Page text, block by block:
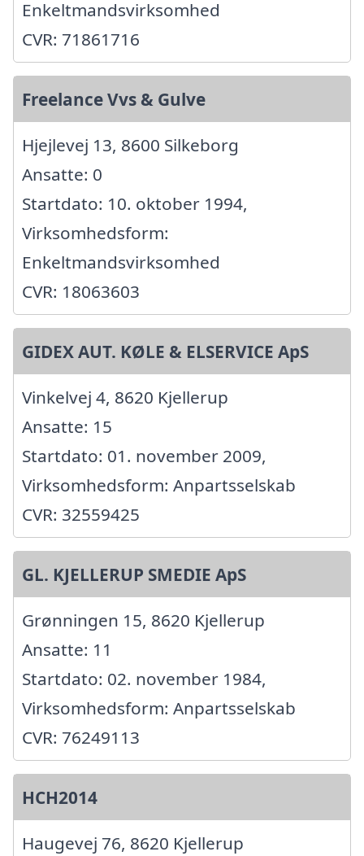
Enkeltmandsvirksomhed
CVR: 71861716
Freelance Vvs & Gulve
Hjejlevej 13, 8600 Silkeborg
Ansatte: 0
Startdato: 10. oktober 1994,
Virksomhedsform:
Enkeltmandsvirksomhed
CVR: 18063603
GIDEX AUT. KØLE & ELSERVICE ApS
Vinkelvej 4, 8620 Kjellerup
Ansatte: 15
Startdato: 01. november 2009,
Virksomhedsform: Anpartsselskab
CVR: 32559425
GL. KJELLERUP SMEDIE ApS
Grønningen 15, 8620 Kjellerup
Ansatte: 11
Startdato: 02. november 1984,
Virksomhedsform: Anpartsselskab
CVR: 76249113
HCH2014
Haugevej 76, 8620 Kjellerup